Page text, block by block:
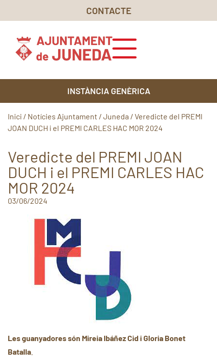
CONTACTE
INSTÀNCIA GENÈRICA
Inici / Notícies Ajuntament / Juneda / Veredicte del PREMI
JOAN DUCH i el PREMI CARLES HAC MOR 2024
Veredicte del PREMI JOAN
DUCH i el PREMI CARLES HAC
MOR 2024
03/06/2024
Les guanyadores són Mireia Ibáñez Cid i Gloria Bonet
Batalla